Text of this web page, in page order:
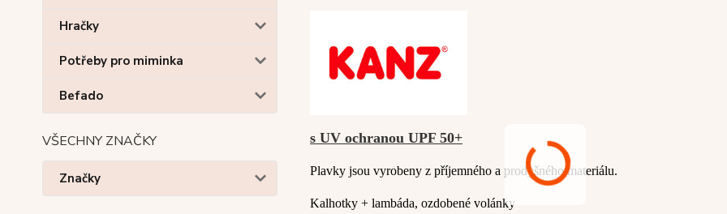
Hračky
Potřeby pro miminka
Befado
VŠECHNY ZNAČKY
Značky
s UV ochranou UPF 50+
Plavky jsou vyrobeny z příjemného a prodyšného materiálu.
Kalhotky + lambáda, ozdobené volánky